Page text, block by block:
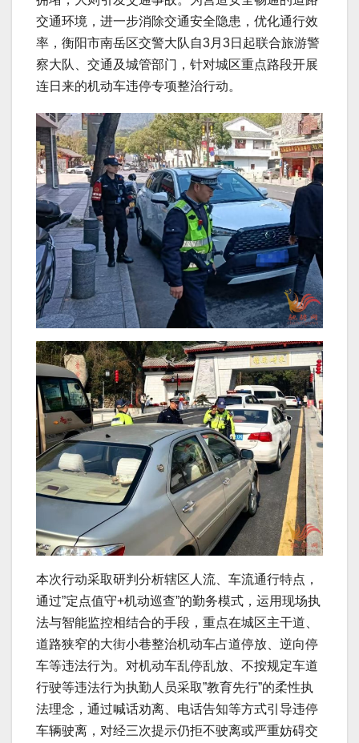
交通环境，进一步消除交通安全隐患，优化通行效
率，衡阳市南岳区交警大队自3月3日起联合旅游警
察大队、交通及城管部门，针对城区重点路段开展
连日来的机动车违停专项整治行动。
本次行动采取研判分析辖区人流、车流通行特点，
通过”定点值守+机动巡查”的勤务模式，运用现场执
法与智能监控相结合的手段，重点在城区主干道、
道路狭窄的大街小巷整治机动车占道停放、逆向停
车等违法行为。对机动车乱停乱放、不按规定车道
行驶等违法行为执勤人员采取”教育先行”的柔性执
法理念，通过喊话劝离、电话告知等方式引导违停
车辆驶离，对经三次提示仍拒不驶离或严重妨碍交